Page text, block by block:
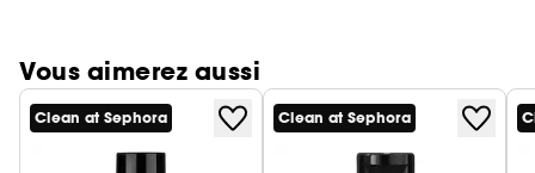
Vous aimerez aussi
Clean at Sephora Clean at Sephora